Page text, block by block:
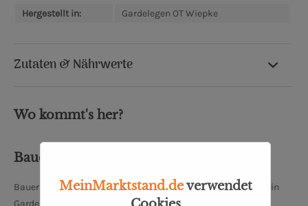
Hergestellt in:
Gardelegen OT Wiepke
Zutaten & Nährwerte
Wo kommt's her?
Bauer Freigeist GmbH
Bauer Freigeist GmbH ist eine Molkerei und Käserei mit Sitz in
MeinMarktstand.deverwendet